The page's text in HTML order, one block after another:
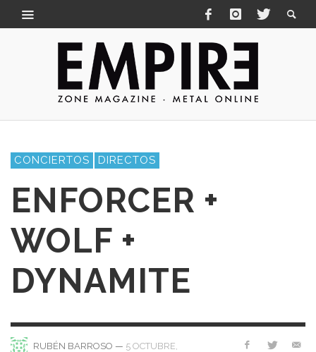
CONCIERTOS DIRECTOS
ENFORCER +
WOLF +
DYNAMITE
RUBÉN BARROSO — 5 OCTUBRE,